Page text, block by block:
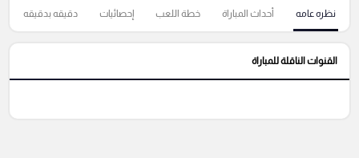
نظره عامه أحداث المباراة خطة اللعب إحصائيات دقيقه بدقيقه
القنوات الناقلة للمباراة